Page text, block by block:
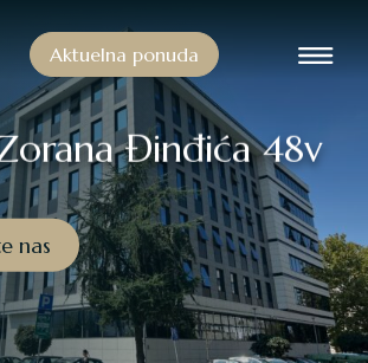
Aktuelna ponuda
Đinđića 48v
nas